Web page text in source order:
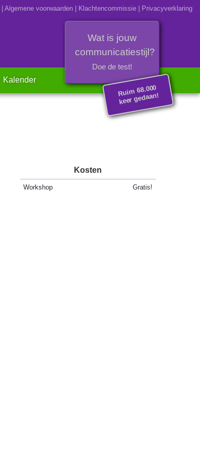
| Algemene voorwaarden | Klachtencommissie | Privacyverklaring
Wat is jouw
communicatiestijl?
Doe de test!
Rui
m 68.000
keer gedaan!
Kalender
Kosten
Workshop Gratis!